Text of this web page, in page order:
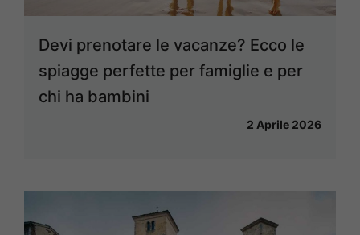
Devi prenotare le vacanze? Ecco le
spiagge perfette per famiglie e per
chi ha bambini
2 Aprile 2026